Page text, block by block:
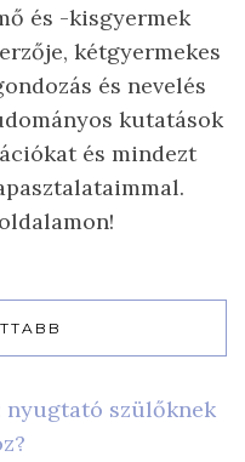
és -kisgyermek
kétgyermekes
és nevelés
kutatások
és mindezt
nyugtató szülőknek